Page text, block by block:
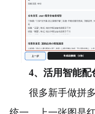
4、活用智能配
很多新手做拼多